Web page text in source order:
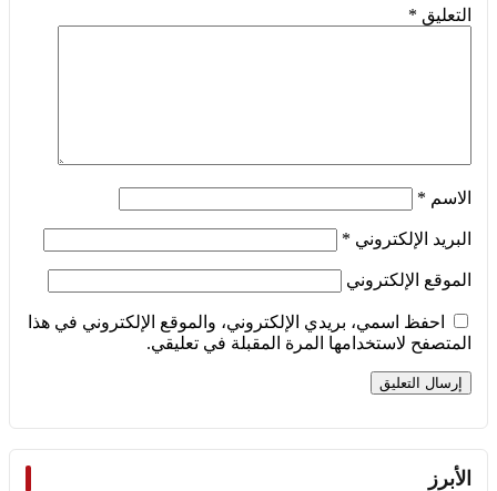
التعليق *
الاسم *
البريد الإلكتروني *
الموقع الإلكتروني
احفظ اسمي، بريدي الإلكتروني، والموقع الإلكتروني في هذا
المتصفح لاستخدامها المرة المقبلة في تعليقي.
الأبرز